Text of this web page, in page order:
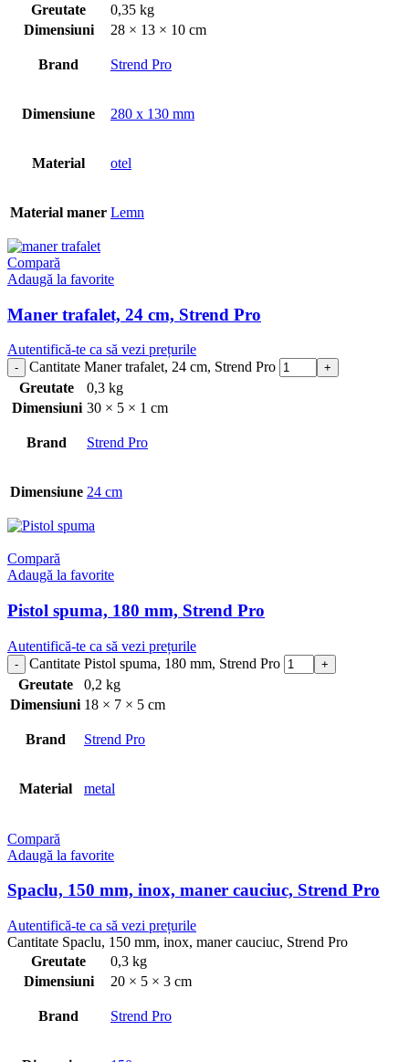
Greutate
0,35 kg
Dimensiuni
28 × 13 × 10 cm
Brand Strend Pro
Dimensiune 280 x 130 mm
Material otel
Material maner Lemn
Compară
Adaugă la favorite
Maner trafalet, 24 cm, Strend Pro
Autentifică-te ca să vezi prețurile
Cantitate Maner trafalet, 24 cm, Strend Pro
Greutate
0,3 kg
Dimensiuni 30 × 5 × 1 cm
Brand Strend Pro
Dimensiune 24 cm
Compară
Adaugă la favorite
Pistol spuma, 180 mm, Strend Pro
Autentifică-te ca să vezi prețurile
Cantitate Pistol spuma, 180 mm, Strend Pro
Greutate
0,2 kg
Dimensiuni 18 × 7 × 5 cm
Brand Strend Pro
Material metal
Compară
Adaugă la favorite
Spaclu, 150 mm, inox, maner cauciuc, Strend Pro
Autentifică-te ca să vezi prețurile
Cantitate Spaclu, 150 mm, inox, maner cauciuc, Strend Pro
Greutate
0,3 kg
Dimensiuni
20 × 5 × 3 cm
Brand Strend Pro